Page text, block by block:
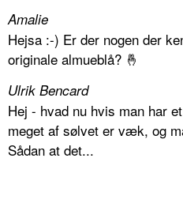
Amalie
Hejsa :-) Er der nogen der
originale almueblå? 🤞
Ulrik Bencard
Hej - hvad nu hvis man har
meget af sølvet er væk, og
Sådan at det...